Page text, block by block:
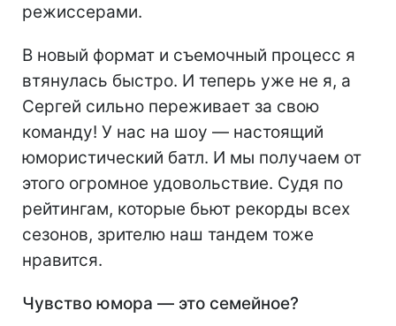
режиссерами.
В новый формат и съемочный процесс я
втянулась быстро. И теперь уже не я, а
Сергей сильно переживает за свою
команду! У нас на шоу — настоящий
юмористический батл. И мы получаем от
этого огромное удовольствие. Судя по
рейтингам, которые бьют рекорды всех
сезонов, зрителю наш тандем тоже
нравится.
Чувство юмора — это семейное?